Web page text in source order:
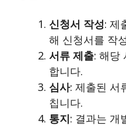
신청서 작성: 제
해 신청서를 작
서류 제출: 해당
합니다.
심사: 제출된 서
칩니다.
통지: 결과는 개